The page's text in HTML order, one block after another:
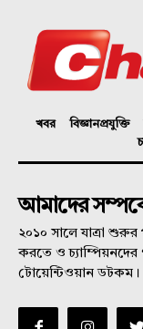
খবর বিজ্ঞানপ্রযুক্তি
আমাদের
২০১০ সালে যাত্রা
করতে ও
টোয়েন্টিওয়ান